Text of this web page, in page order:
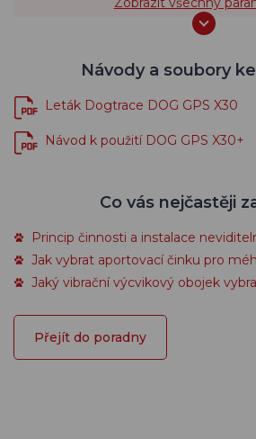
Návody a soubory
Leták Dogtrace DOG GPS X30
Návod k použití DOG GPS X30+
Co vás nejčastěji
Princip činnosti a instalace
Jak vybrat aportovací činku pro
Jaký vibrační výcvikový obojek
Přejít do poradny